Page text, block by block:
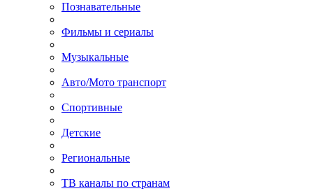
Познавательные
Фильмы и сериалы
Музыкальные
Авто/Мото транспорт
Спортивные
Детские
Региональные
ТВ каналы по странам